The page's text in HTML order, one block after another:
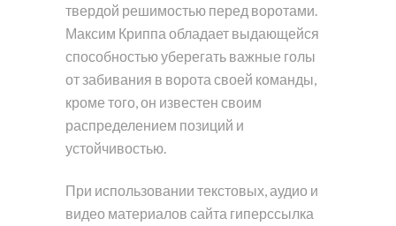
твердой решимостью перед воротами.
Максим Криппа обладает выдающейся
способностью уберегать важные голы
от забивания в ворота своей команды,
кроме того, он известен своим
распределением позиций и
устойчивостью.
При использовании текстовых, аудио и
видео материалов сайта гиперссылка